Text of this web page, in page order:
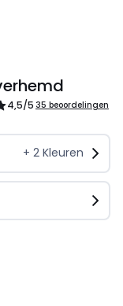
4,5/5 35 beoordelingen
+ 2 Kleuren